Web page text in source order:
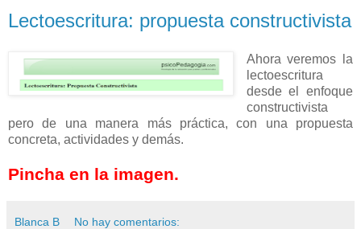
Lectoescritura: propuesta constructivista
Ahora veremos la
lectoescritura
desde el enfoque
constructivista
pero de una manera más práctica, con una propuesta
concreta, actividades y demás.
Pincha en la imagen.
Blanca B No hay comentarios: